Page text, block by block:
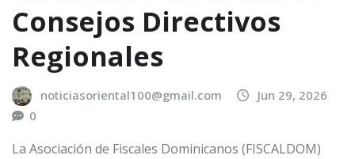
Consejos Directivos
Regionales
noticiasoriental100@gmail.com
Jun 29, 2026
0
La Asociación de Fiscales Dominicanos (FISCALDOM)